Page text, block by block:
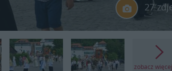
27
zobacz